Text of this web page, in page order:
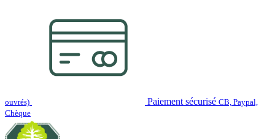
ouvrés) Paiement sécurisé CB, Paypal,
Chèque